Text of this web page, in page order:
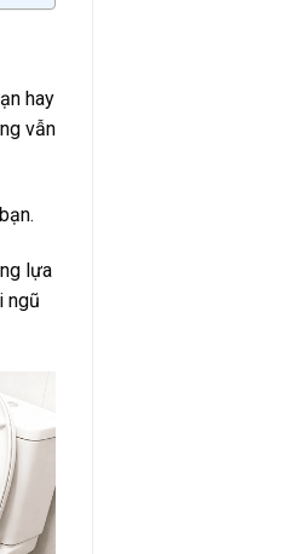
hay
vẫn
lựa
ngũ